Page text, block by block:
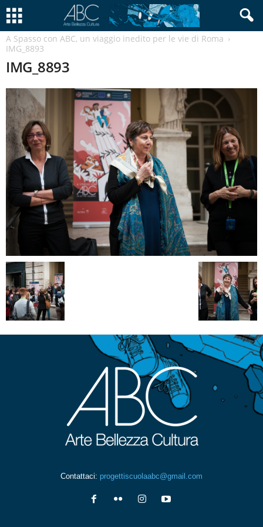
A Spasso con ABC, un viaggio inedito per le vie di Roma
IMG_8893
IMG_8893
Contattaci: progettiscuolaabc@gmail.com